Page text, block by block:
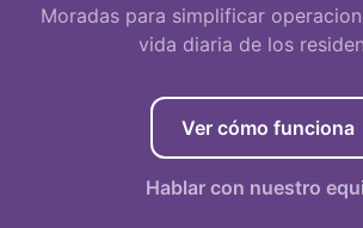
Moradas para simplificar
vida diaria de los
Ver cómo funciona
Hablar con nuestro